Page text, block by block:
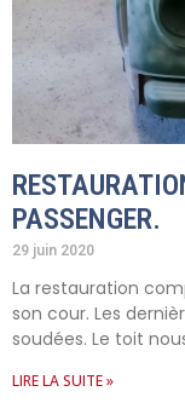
PASSENGER.
29 juin 2020
La restauration
son cour. Les
soudées. Le toit
LIRE LA SUITE »